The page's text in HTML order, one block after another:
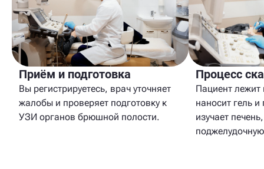
Приём и подготовка
Вы регистрируетесь, врач уточняет
жалобы и проверяет подготовку к
УЗИ органов брюшной полости.
Процесс
Пациент лежит
наносит гель
изучает